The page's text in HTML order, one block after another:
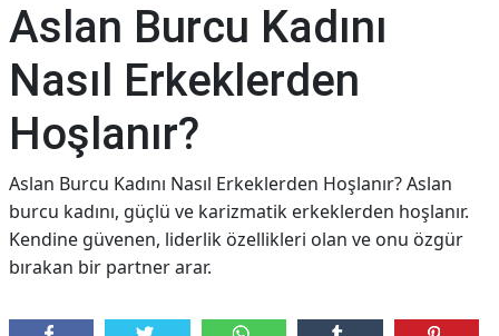
Aslan Burcu Kadını
Nasıl Erkeklerden
Hoşlanır?
Aslan Burcu Kadını Nasıl Erkeklerden Hoşlanır? Aslan
burcu kadını, güçlü ve karizmatik erkeklerden hoşlanır.
Kendine güvenen, liderlik özellikleri olan ve onu özgür
bırakan bir partner arar.